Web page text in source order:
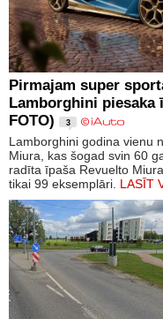
Pirmajam super
Lamborghini piesaka
FOTO)
3
Lamborghini godina vienu
Miura, kas šogad svin 60
radīta īpaša Revuelto
tikai 99 eksemplāri. LASĪT